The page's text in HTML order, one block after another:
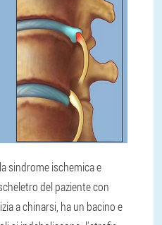
sindrome ischemica e
del paziente con
a chinarsi, ha un bacino e